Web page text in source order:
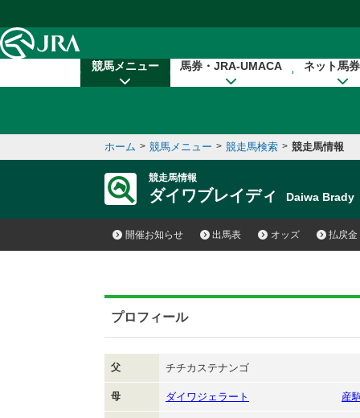
競馬メニュー 馬券・JRA-UMACA ネット馬
ホーム > 競馬メニュー > 競走馬検索 > 競走馬情報
競走馬情報
ダイワブレイディ Daiwa Brady
開催お知らせ 出馬表 オッズ 払戻金
プロフィール
父 チチカステナンゴ
母 ダイワジェラート 産